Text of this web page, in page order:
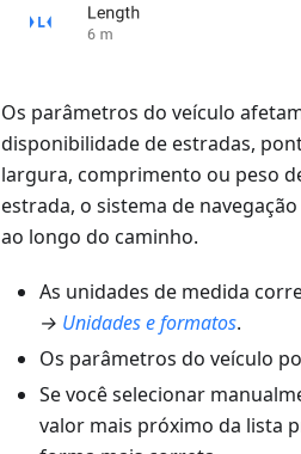
Os parâmetros do veículo
disponibilidade de estradas,
largura, comprimento ou peso
estrada, o sistema de
ao longo do caminho.
As unidades de medida
→ Unidades e formatos.
Os parâmetros do veículo
Se você selecionar
valor mais próximo da lista